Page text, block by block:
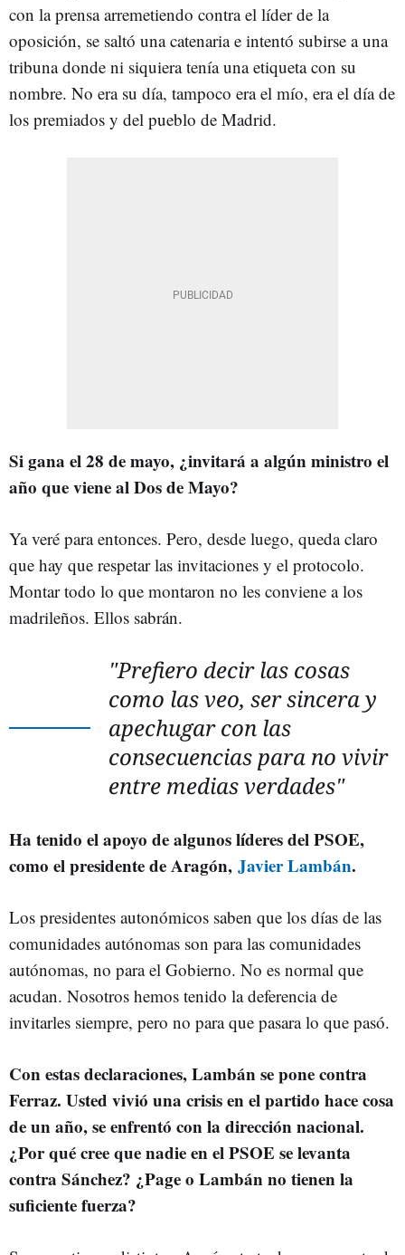
con la prensa arremetiendo contra el líder de la
oposición, se saltó una catenaria e intentó subirse a una
tribuna donde ni siquiera tenía una etiqueta con su
nombre. No era su día, tampoco era el mío, era el día de
los premiados y del pueblo de Madrid.
Si gana el 28 de mayo, ¿invitará a algún ministro el
año que viene al Dos de Mayo?
Ya veré para entonces. Pero, desde luego, queda claro
que hay que respetar las invitaciones y el protocolo.
Montar todo lo que montaron no les conviene a los
madrileños. Ellos sabrán.
"Prefiero decir las cosas
como las veo, ser sincera y
apechugar con las
consecuencias para no vivir
entre medias verdades"
Ha tenido el apoyo de algunos líderes del PSOE,
como el presidente de Aragón, Javier Lambán.
Los presidentes autonómicos saben que los días de las
comunidades autónomas son para las comunidades
autónomas, no para el Gobierno. No es normal que
acudan. Nosotros hemos tenido la deferencia de
invitarles siempre, pero no para que pasara lo que pasó.
Con estas declaraciones, Lambán se pone contra
Ferraz. Usted vivió una crisis en el partido hace cosa
de un año, se enfrentó con la dirección nacional.
¿Por qué cree que nadie en el PSOE se levanta
contra Sánchez? ¿Page o Lambán no tienen la
suficiente fuerza?